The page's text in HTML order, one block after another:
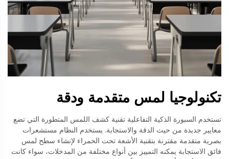
تكنولوجيا لمس متقدمة ودقة
تستخدم السبورة الذكية التفاعلية تقنية كشف اللمس المتطورة التي تضع
معايير جديدة من حيث الدقة والاستجابة. يستخدم النظام مستشعرات
بصرية متقدمة مقترنة بتقنية الأشعة تحت الحمراء لإنشاء سطح لمس
فائق الاستجابة يمكنه التمييز بين أنواع مختلفة من المدخلات، سواء كانت